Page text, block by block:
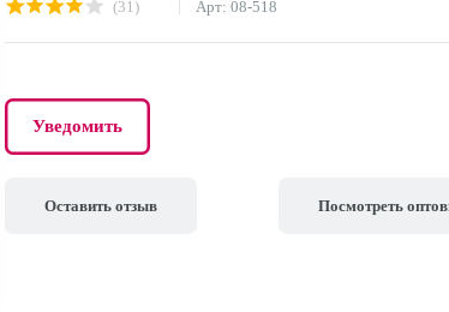
(31) Арт: 08-518
Уведомить
Оставить отзыв Посмотреть